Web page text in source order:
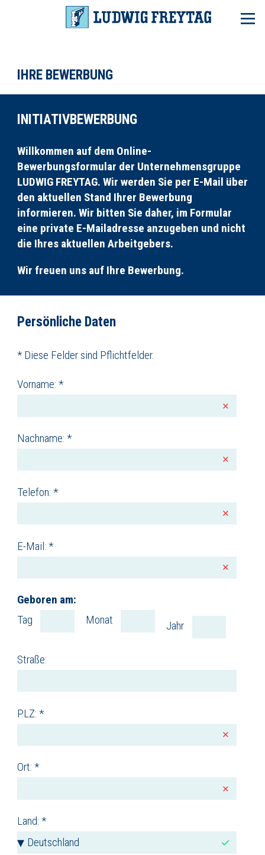
IHRE BEWERBUNG
Aktuelles
Fünf gute Gründe
Freie Ausbildungsstellen
Theorie und Praxis
Fünf gute Gründe
Studentenjobs
Wir suchen Sie!
LF aus Überzeugung!
Fünf gute Gründe
Freie Jobs für Sie
FREYTAG FÜR
Familie und LF
Unsere Angebote
Fünf gute Gründe
AKTUELLE JOBS
ANSPRECHPARTNER
INITIATIVBEWERBUNG
Willkommen auf dem Online-
Bewerbungsformular der Unternehmensgruppe
LUDWIG FREYTAG. Wir werden Sie per E-Mail über
den aktuellen Stand Ihrer Bewerbung
informieren. Wir bitten Sie daher, im Formular
eine private E-Mailadresse anzugeben und nicht
die Ihres aktuellen Arbeitgebers.
Wir freuen uns auf Ihre Bewerbung.
Persönliche Daten
* Diese Felder sind Pflichtfelder.
Vorname: *
Nachname: *
Telefon: *
E-Mail: *
Geboren am:
Tag
Monat Jahr
Straße:
PLZ: *
Ort: *
Land: *